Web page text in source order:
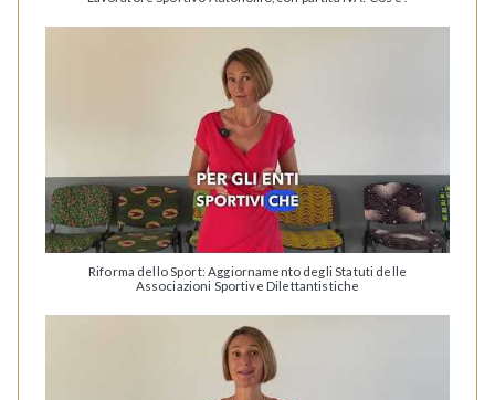
Riforma dello Sport: Aggiornamento degli Statuti delle
Associazioni Sportive Dilettantistiche